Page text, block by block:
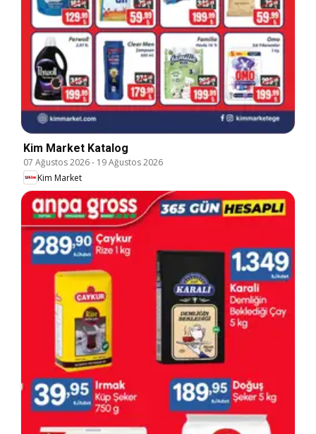
Kim Market Katalog
07 Ağustos 2026- 19 Ağustos 2026
Kim Market